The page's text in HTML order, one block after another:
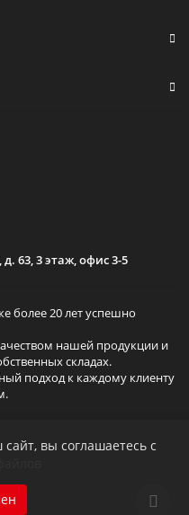
63, 3 этаж, офис 3-5
более 20 лет успешно
нашей продукции и
складах.
подход к каждому клиенту
вы соглашаетесь с